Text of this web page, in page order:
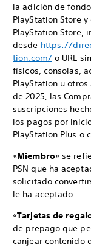
la adición de
PlayStation Store
PlayStation Store,
desde https://
tion.com/o URL
físicos, consolas,
PlayStation u
de 2025, las
suscripciones
los pagos por
PlayStation Plus o
«Miembro» se
PSN que ha
solicitado
le ha aceptado.
«Tarjetas de
de prepago que
canjear contenido